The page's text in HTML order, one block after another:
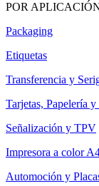
POR
Packaging
Etiquetas
Transferencia y
Tarjetas, Papelería y
Señalización y TPV
Impresora a color
Automoción y